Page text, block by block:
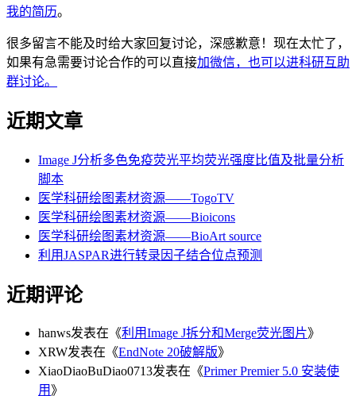
我的简历。
很多留言不能及时给大家回复讨论，深感歉意！现在太忙了，
如果有急需要讨论合作的可以直接加微信，也可以进科研互助
群讨论。
近期文章
Image J分析多色免疫荧光平均荧光强度比值及批量分析
脚本
医学科研绘图素材资源——TogoTV
医学科研绘图素材资源——Bioicons
医学科研绘图素材资源——BioArt source
利用JASPAR进行转录因子结合位点预测
近期评论
hanws发表在《利用Image J拆分和Merge荧光图片》
XRW发表在《EndNote 20破解版》
XiaoDiaoBuDiao0713发表在《Primer Premier 5.0 安装使
用 》